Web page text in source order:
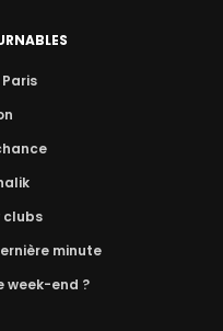
clubs
minute
week-end ?